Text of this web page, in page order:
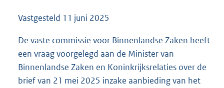
Vastgesteld 11 juni 2025
De vaste commissie voor Binnenlandse Zaken heeft
een vraag voorgelegd aan de Minister van
Binnenlandse Zaken en Koninkrijksrelaties over de
brief van 21 mei 2025 inzake aanbieding van het